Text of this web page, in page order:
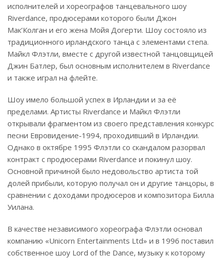
исполнителей и хореографов танцевального шоу
Riverdance, продюсерами которого были Джон
Мак’Колган и его жена Мойя Догерти. Шоу состояло из
традиционного ирландского танца с элементами степа.
Майкл Флэтли, вместе с другой известной танцовщицей
Джин Батлер, был основным исполнителем в Riverdance
и также играл на флейте.
Шоу имело большой успех в Ирландии и за её
пределами. Артисты Riverdance и Майкл Флэтли
открывали фрагментом из своего представления конкурс
песни Евровидение-1994, проходивший в Ирландии.
Однако в октябре 1995 Флэтли со скандалом разорвал
контракт с продюсерами Riverdance и покинул шоу.
Основной причиной было недовольство артиста той
долей прибыли, которую получал он и другие танцоры, в
сравнении с доходами продюсеров и композитора Билла
Уилана.
В качестве независимого хореографа Флэтли основал
компанию «Unicorn Entertainments Ltd» и в 1996 поставил
собственное шоу Lord of the Dance, музыку к которому